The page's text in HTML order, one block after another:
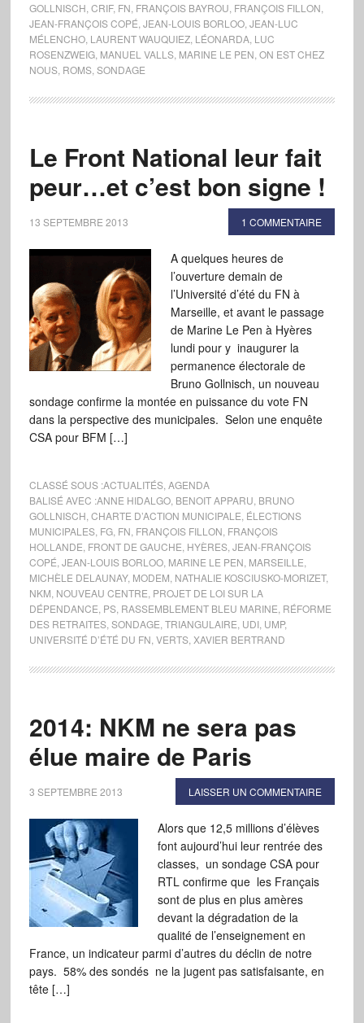
GOLLNISCH CRIF, FN FRANÇOIS BAYROU FRANÇOIS FILLON
JEAN-FRANÇOIS COPÉ JEAN-LOUIS BORLOO, JEAN-LUC
MÉLENCHO, LAURENT WAUQUIEZ, LÉONARDA, LUC
ROSENZWEIG, MANUEL VALLS, MARINE LE PEN ON EST CHEZ
NOUS, ROMS, SONDAGE
Le Front National leur fait
peur…et c’est bon signe !
13 SEPTEMBRE 2013 1 COMMENTAIRE
A quelques heures de
l’ouverture demain de
l’Université d’été du FN à
Marseille, et avant le passage
de Marine Le Pen à Hyères
lundi pour y inaugurer la
permanence électorale de
Bruno Gollnisch, un nouveau
sondage confirme la montée en puissance du vote FN
dans la perspective des municipales. Selon une enquête
CSA pour BFM […]
CLASSÉ SOUS :ACTUALITÉS, AGENDA
BALISÉ AVEC :ANNE HIDALGO, BENOIT APPARU BRUNO
GOLLNISCH CHARTE D’ACTION MUNICIPALE ÉLECTIONS
MUNICIPALES, FG, FN FRANÇOIS FILLON FRANÇOIS
HOLLANDE FRONT DE GAUCHE HYÈRES, JEAN-FRANÇOIS
COPÉ JEAN-LOUIS BORLOO, MARINE LE PEN MARSEILLE
MICHÈLE DELAUNAY, MODEM NATHALIE KOSCIUSKO-MORIZET,
NKM NOUVEAU CENTRE PROJET DE LOI SUR LA
DÉPENDANCE PS, RASSEMBLEMENT BLEU MARINE RÉFORME
DES RETRAITES, SONDAGE TRIANGULAIRE UDI, UMP,
UNIVERSITÉ D’ÉTÉ DU FN VERTS, XAVIER BERTRAND
2014: NKM ne sera pas
élue maire de Paris
3 SEPTEMBRE 2013 LAISSER UN COMMENTAIRE
Alors que 12,5 millions d’élèves
font aujourd’hui leur rentrée des
classes, un sondage CSA pour
RTL confirme que les Français
sont de plus en plus amères
devant la dégradation de la
qualité de l’enseignement en
France, un indicateur parmi d’autres du déclin de notre
pays. 58% des sondés ne la jugent pas satisfaisante, en
tête […]